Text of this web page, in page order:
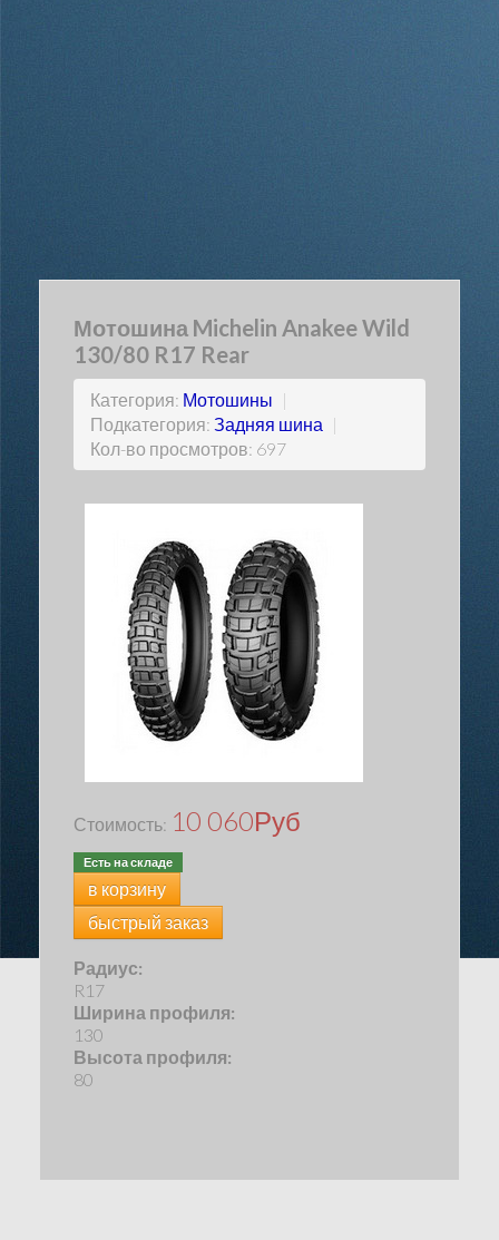
Мотошина Michelin Anakee Wild
130/80 R17 Rear
Категория: Мотошины |
Подкатегория: Задняя шина |
Кол-во просмотров: 697
Стоимость: 10 060Руб
Есть на складе
в корзину
быстрый заказ
Радиус:
R17
Ширина профиля:
130
Высота профиля:
80